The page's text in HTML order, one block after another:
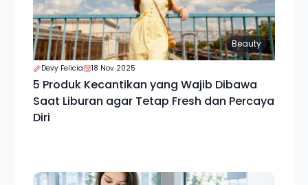
Beauty
Devy Felicia 18 Nov 2025
5 Produk Kecantikan yang Wajib Dibawa
Saat Liburan agar Tetap Fresh dan Percaya
Diri